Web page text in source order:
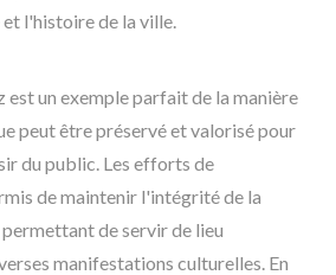
l'histoire de la ville.
est un exemple parfait de la manière
peut être préservé et valorisé pour
du public. Les efforts de
de maintenir l'intégrité de la
de servir de lieu
manifestations culturelles. En